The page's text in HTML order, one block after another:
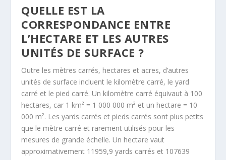
QUELLE EST LA
CORRESPONDANCE ENTRE
L’HECTARE ET LES AUTRES
UNITÉS DE SURFACE ?
Outre les mètres carrés, hectares et acres, d’autres
unités de surface incluent le kilomètre carré, le yard
carré et le pied carré. Un kilomètre carré équivaut à 100
hectares, car 1 km² = 1 000 000 m² et un hectare = 10
000 m². Les yards carrés et pieds carrés sont plus petits
que le mètre carré et rarement utilisés pour les
mesures de grande échelle. Un hectare vaut
approximativement 11959,9 yards carrés et 107639